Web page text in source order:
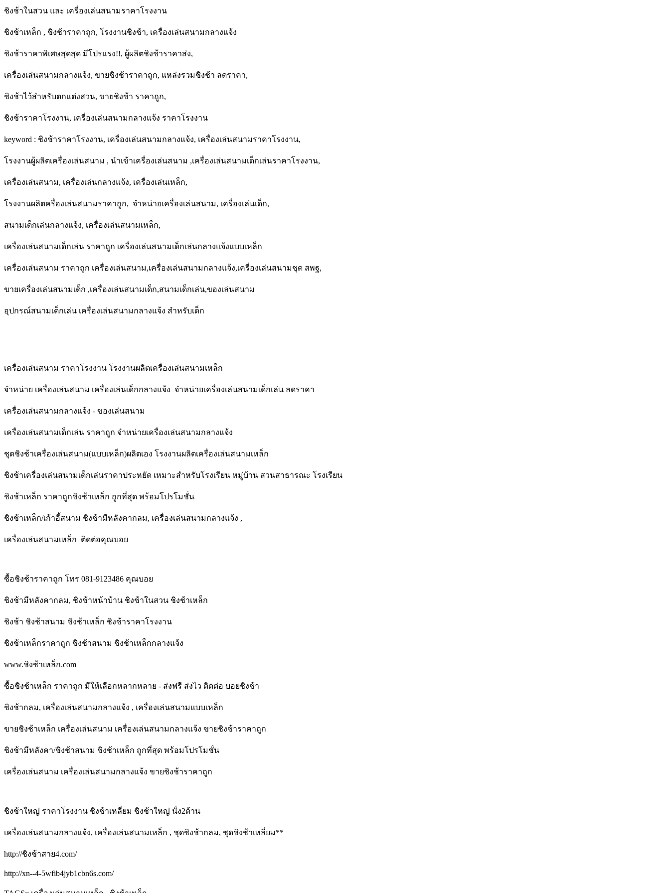
ชิงช้าในสวน และ เครื่องเล่นสนามราคาโรงงาน
ชิงช้าเหล็ก , ชิงช้าราคาถูก, โรงงานชิงช้า, เครื่องเล่นสนามกลางแจ้ง
ชิงช้าราคาพิเศษสุดสุด มีโปรแรง!!, ผู้ผลิตชิงช้าราคาส่ง,
เครื่องเล่นสนามกลางแจ้ง, ขายชิงช้าราคาถูก, แหล่งรวมชิงช้า ลดราคา,
ชิงช้าไว้สำหรับตกแต่งสวน, ขายชิงช้า ราคาถูก,
ชิงช้าราคาโรงงาน, เครื่องเล่นสนามกลางแจ้ง ราคาโรงงาน
keyword : ชิงช้าราคาโรงงาน, เครื่องเล่นสนามกลางแจ้ง, เครื่องเล่นสนามราคาโรงงาน,
โรงงานผู้ผลิตเครื่องเล่นสนาม , นำเข้าเครื่องเล่นสนาม ,เครื่องเล่นสนามเด็กเล่นราคาโรงงาน,
เครื่องเล่นสนาม, เครื่องเล่นกลางแจ้ง, เครื่องเล่นเหล็ก,
โรงงานผลิตครื่องเล่นสนามราคาถูก, จำหน่ายเครื่องเล่นสนาม, เครื่องเล่นเด็ก,
สนามเด็กเล่นกลางแจ้ง, เครื่องเล่นสนามเหล็ก,
เครื่องเล่นสนามเด็กเล่น ราคาถูก เครื่องเล่นสนามเด็กเล่นกลางแจ้งแบบเหล็ก
เครื่องเล่นสนาม ราคาถูก เครื่องเล่นสนาม,เครื่องเล่นสนามกลางแจ้ง,เครื่องเล่นสนามชุด สพฐ,
ขายเครื่องเล่นสนามเด็ก ,เครื่องเล่นสนามเด็ก,สนามเด็กเล่น,ของเล่นสนาม
อุปกรณ์สนามเด็กเล่น เครื่องเล่นสนามกลางแจ้ง สำหรับเด็ก
เครื่องเล่นสนาม ราคาโรงงาน โรงงานผลิตเครื่องเล่นสนามเหล็ก
จำหน่าย เครื่องเล่นสนาม เครื่องเล่นเด็กกลางแจ้ง จำหน่ายเครื่องเล่นสนามเด็กเล่น ลดราคา
เครื่องเล่นสนามกลางแจ้ง - ของเล่นสนาม
เครื่องเล่นสนามเด็กเล่น ราคาถูก จำหน่ายเครื่องเล่นสนามกลางแจ้ง
ชุดชิงช้าเครื่องเล่นสนาม(แบบเหล็ก)ผลิตเอง โรงงานผลิตเครื่องเล่นสนามเหล็ก
ชิงช้าเครื่องเล่นสนามเด็กเล่นราคาประหยัด เหมาะสำหรับโรงเรียน หมู่บ้าน สวนสาธารณะ โรงเรียน
ชิงช้าเหล็ก ราคาถูกชิงช้าเหล็ก ถูกที่สุด พร้อมโปรโมชั่น
ชิงช้าเหล็ก/เก้าอี้สนาม ชิงช้ามีหลังคากลม, เครื่องเล่นสนามกลางแจ้ง ,
เครื่องเล่นสนามเหล็ก ติดต่อคุณบอย
ซื้อชิงช้าราคาถูก โทร 081-9123486 คุณบอย
ชิงช้ามีหลังคากลม, ชิงช้าหน้าบ้าน ชิงช้าในสวน ชิงช้าเหล็ก
ชิงช้า ชิงช้าสนาม ชิงช้าเหล็ก ชิงช้าราคาโรงงาน
ชิงช้าเหล็กราคาถูก ชิงช้าสนาม ชิงช้าเหล็กกลางแจ้ง
www.ชิงช้าเหล็ก.com
ซื้อชิงช้าเหล็ก ราคาถูก มีให้เลือกหลากหลาย - ส่งฟรี ส่งไว ติดต่อ บอยชิงช้า
ชิงช้ากลม, เครื่องเล่นสนามกลางแจ้ง , เครื่องเล่นสนามแบบเหล็ก
ขายชิงช้าเหล็ก เครื่องเล่นสนาม เครื่องเล่นสนามกลางแจ้ง ขายชิงช้าราคาถูก
ชิงช้ามีหลังคา/ชิงช้าสนาม ชิงช้าเหล็ก ถูกที่สุด พร้อมโปรโมชั่น
เครื่องเล่นสนาม เครื่องเล่นสนามกลางแจ้ง ขายชิงช้าราคาถูก
ชิงช้าใหญ่ ราคาโรงงาน ชิงช้าเหลี่ยม ชิงช้าใหญ่ นั่ง2ด้าน
เครื่องเล่นสนามกลางแจ้ง, เครื่องเล่นสนามเหล็ก , ชุดชิงช้ากลม, ชุดชิงช้าเหลี่ยม**
http://ชิงช้าสาย4.com/
http://xn--4-5wfib4jyb1cbn6s.com/